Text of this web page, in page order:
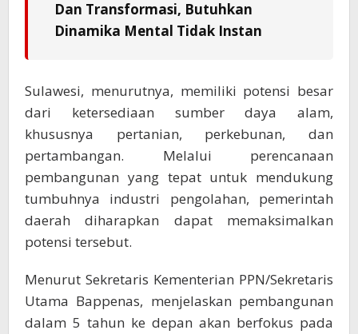
Dan Transformasi, Butuhkan
Dinamika Mental Tidak Instan
Sulawesi, menurutnya, memiliki potensi besar
dari ketersediaan sumber daya alam,
khususnya pertanian, perkebunan, dan
pertambangan. Melalui perencanaan
pembangunan yang tepat untuk mendukung
tumbuhnya industri pengolahan, pemerintah
daerah diharapkan dapat memaksimalkan
potensi tersebut.
Menurut Sekretaris Kementerian PPN/Sekretaris
Utama Bappenas, menjelaskan pembangunan
dalam 5 tahun ke depan akan berfokus pada